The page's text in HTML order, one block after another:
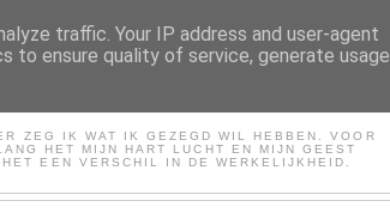
ZEG IK WAT IK GEZEGD WIL HEBBEN. VOOR
HET MIJN HART LUCHT EN MIJN GEEST
EEN VERSCHIL IN DE WERKELIJKHEID.
traffic. Your IP address and user-agent
to ensure quality of service, generate usage